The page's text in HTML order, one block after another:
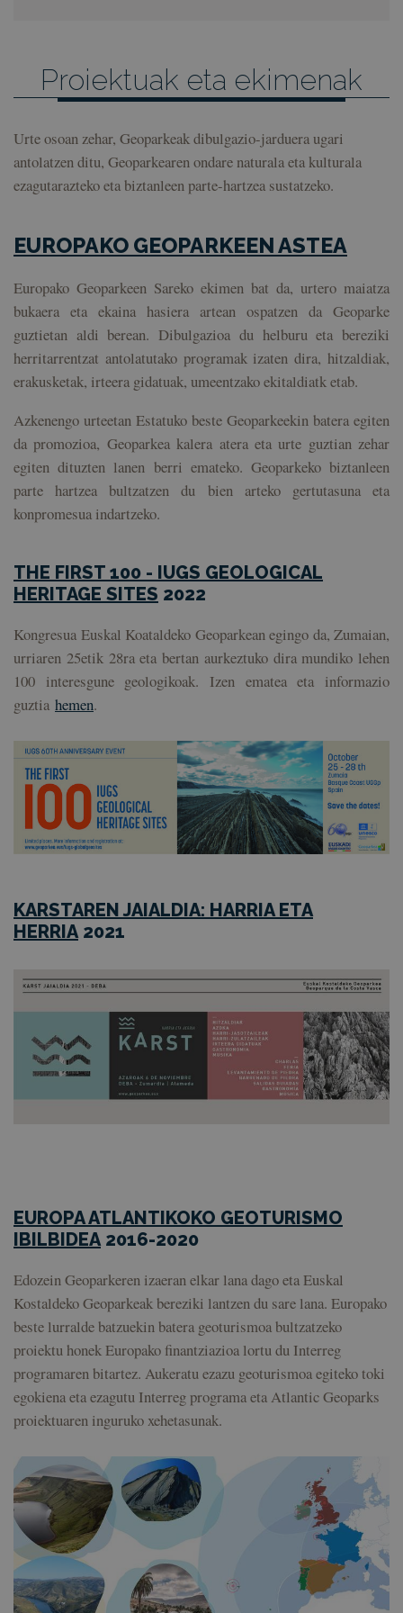
Proiektuak eta ekimenak
Urte osoan zehar, Geoparkeak dibulgazio-jarduera ugari
antolatzen ditu, Geoparkearen ondare naturala eta kulturala
ezagutarazteko eta biztanleen parte-hartzea sustatzeko.
EUROPAKO GEOPARKEEN ASTEA
Europako Geoparkeen Sareko ekimen bat da, urtero maiatza
bukaera eta ekaina hasiera artean ospatzen da Geoparke
guztietan aldi berean. Dibulgazioa du helburu eta bereziki
herritarrentzat antolatutako programak izaten dira, hitzaldiak,
erakusketak, irteera gidatuak, umeentzako ekitaldiatk etab.
Azkenengo urteetan Estatuko beste Geoparkeekin batera egiten
da promozioa, Geoparkea kalera atera eta urte guztian zehar
egiten dituzten lanen berri emateko. Geoparkeko biztanleen
parte hartzea bultzatzen du bien arteko gertutasuna eta
konpromesua indartzeko.
THE FIRST 100 - IUGS GEOLOGICAL
HERITAGE SITES 2022
Kongresua Euskal Koataldeko Geoparkean egingo da, Zumaian,
urriaren 25etik 28ra eta bertan aurkeztuko dira mundiko lehen
100 interesgune geologikoak. Izen ematea eta informazio
guztia hemen.
KARSTAREN JAIALDIA: HARRIA ETA
HERRIA2021
EUROPA ATLANTIKOKO GEOTURISMO
IBILBIDEA2016-2020
Edozein Geoparkeren izaeran elkar lana dago eta Euskal
Kostaldeko Geoparkeak bereziki lantzen du sare lana. Europako
beste lurralde batzuekin batera geoturismoa bultzatzeko
proiektu honek Europako finantziazioa lortu du Interreg
programaren bitartez. Aukeratu ezazu geoturismoa egiteko toki
egokiena eta ezagutu Interreg programa eta Atlantic Geoparks
proiektuaren inguruko xehetasunak.